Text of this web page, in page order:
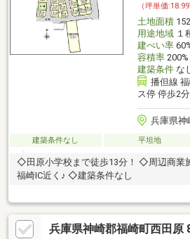
（坪単価:18.99
土地面積
用途地域１
建ぺい率
容積率200%
建築条件な
播但線
ス停 停歩2分
兵庫県神
建築条件なし 平坦地
◇田原小学校まで徒歩13分！ ◇周辺商業
福崎IC近く♪ ◇建築条件なし
兵庫県神崎郡福崎町西田原